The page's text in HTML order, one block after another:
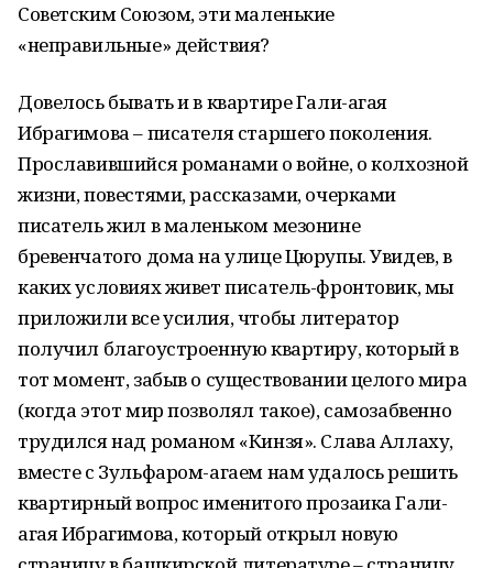
Советским Союзом, эти маленькие
«неправильные» действия?
Довелось бывать и в квартире Гали-агая
Ибрагимова – писателя старшего поколения.
Прославившийся романами о войне, о колхозной
жизни, повестями, рассказами, очерками
писатель жил в маленьком мезонине
бревенчатого дома на улице Цюрупы. Увидев, в
каких условиях живет писатель-фронтовик, мы
приложили все усилия, чтобы литератор
получил благоустроенную квартиру, который в
тот момент, забыв о существовании целого мира
(когда этот мир позволял такое), самозабвенно
трудился над романом «Кинзя». Слава Аллаху,
вместе с Зульфаром-агаем нам удалось решить
квартирный вопрос именитого прозаика Гали-
агая Ибрагимова, который открыл новую